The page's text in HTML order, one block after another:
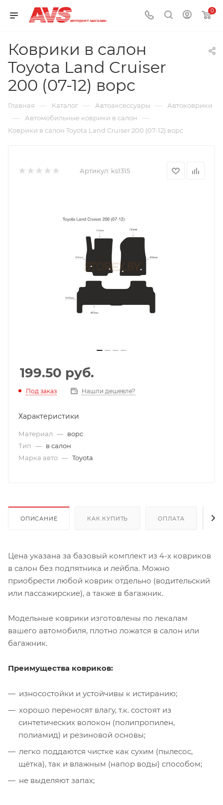
0
Коврики в салон
Toyota Land Cruiser
200 (07-12) ворс
Главная — Каталог — Автоаксессуары — Автоковрики
— Автомобильные коврики в салон —
Коврики в салон Toyota Land Cruiser 200 (07-12) ворс
Артикул: ks1315
199.50 руб.
Под заказ Нашли дешевле?
Характеристики
Материал — ворс
Тип — в салон
Марка авто — Toyota
ОПИСАНИЕ КАК КУПИТЬ ОПЛАТА
Цена указана за базовый комплект из 4-х ковриков
в салон без подпятника и лейбла. Можно
приобрести любой коврик отдельно (водительский
или пассажирские), а также в багажник.
Модельные коврики изготовлены по лекалам
вашего автомобиля, плотно ложатся в салон или
багажник.
Преимущества ковриков:
износостойки и устойчивы к истиранию;
хорошо переносят влагу, т.к. состоят из
синтетических волокон (полипропилен,
полиамид) и резиновой основы;
легко поддаются чистке как сухим (пылесос,
щётка), так и влажным (напор воды) способом;
не выделяют запах;